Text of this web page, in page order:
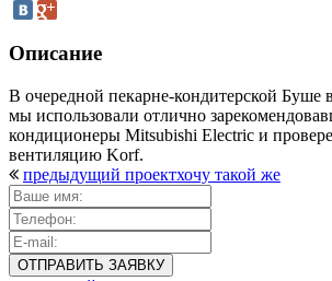
Описание
В очередной пекарне-кондитерской Буше
мы использовали отлично
кондиционеры Mitsubishi Electric и
вентиляцию Korf.
предыдущий проектхочу такой же